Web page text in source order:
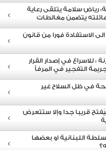
رياض سلامة يتلقى رعاية
يتضمن مغالطات
الاستفادة فورا من قانون
: للاسراع في إصدار القرار
التفجير في المرفأ
في ظل السلاح غير
قريبا جدا وإلا ستتعرض
اللبنانية او بعضها